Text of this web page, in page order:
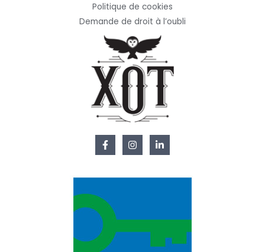
Politique de cookies
Demande de droit à l’oubli